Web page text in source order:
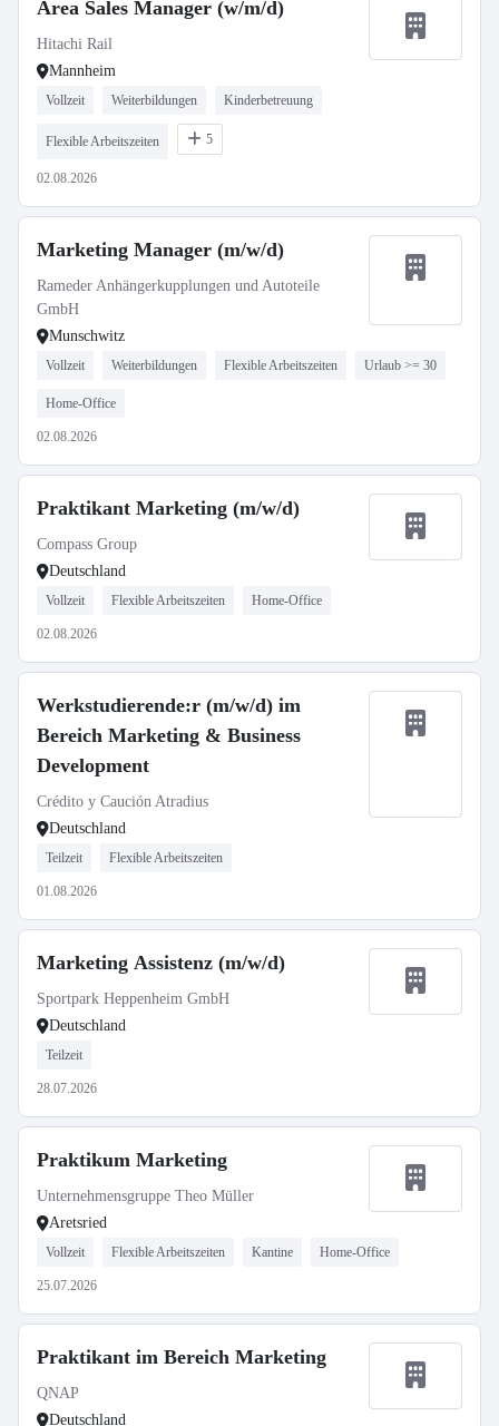
Area Sales Manager (w/m/d)
Hitachi Rail
Mannheim
Vollzeit Weiterbildungen Kinderbetreuung
Flexible Arbeitszeiten 5
02.08.2026
Marketing Manager (m/w/d)
Rameder Anhängerkupplungen und Autoteile
GmbH
Munschwitz
Vollzeit Weiterbildungen Flexible Arbeitszeiten Urlaub >= 30
Home-Office
02.08.2026
Praktikant Marketing (m/w/d)
Compass Group
Deutschland
Vollzeit Flexible Arbeitszeiten Home-Office
02.08.2026
Werkstudierende:r (m/w/d) im
Bereich Marketing & Business
Development
Crédito y Caución Atradius
Deutschland
Teilzeit Flexible Arbeitszeiten
01.08.2026
Marketing Assistenz (m/w/d)
Sportpark Heppenheim GmbH
Deutschland
Teilzeit
28.07.2026
Praktikum Marketing
Unternehmensgruppe Theo Müller
Aretsried
Vollzeit Flexible Arbeitszeiten Kantine Home-Office
25.07.2026
Praktikant im Bereich Marketing
QNAP
Deutschland